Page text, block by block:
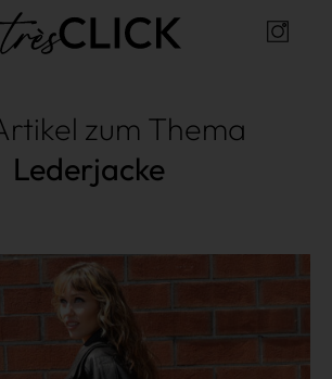
zum Thema
Lederjacke